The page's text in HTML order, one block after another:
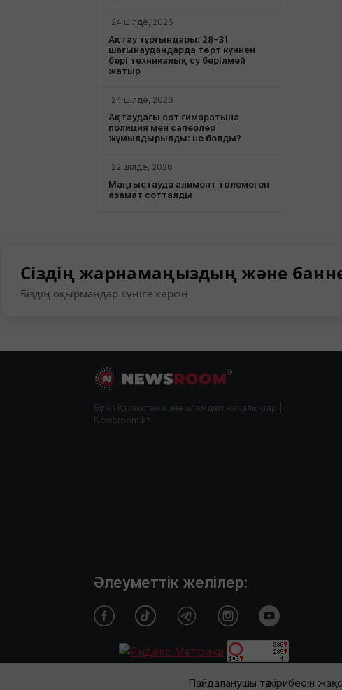
Пайдаланушы тәжірибесін
24 шілде, 2026
Ақтау тұрғындары: 28–31
шағынаудандарда төрт күннен
бері техникалық су берілмей
жатыр
24 шілде, 2026
Ақтаудағы сот ғимаратына
полиция мен саперлер
жұмылдырылды: не болды?
22 шілде, 2026
Маңғыстауда алимент төлемеген
азамат сотталды
Сіздің жарнамаңыздың және
Біздің оқырмандар күніге көрсін
Бүгінгі Қазақстан және әлемдегі жаңалықтар |
Newsroom.kz
Әлеуметтік желілер: